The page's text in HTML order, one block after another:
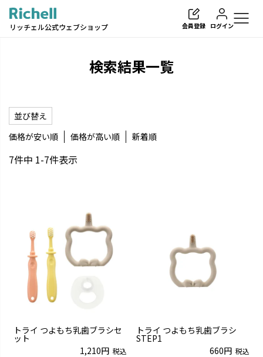
リッチェル公式ウェブショップ 会員登録 ログイン
検索結果一覧
並び替え
価格が安い順
価格が高い順 新着順
7件中 1-7件表示
トライ つよもち乳歯ブラシセ
ット
1,210
税込
トライ つよもち乳歯ブラシ
STEP1
660
税込